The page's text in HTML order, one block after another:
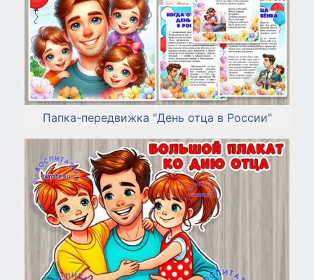
Папка-передвижка "День отца в России"